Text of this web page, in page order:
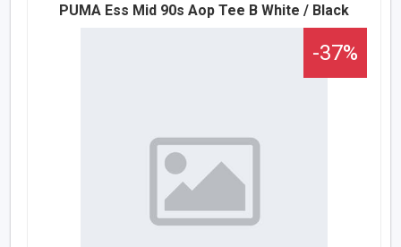
PUMA Ess Mid 90s Aop Tee B White / Black
-37%